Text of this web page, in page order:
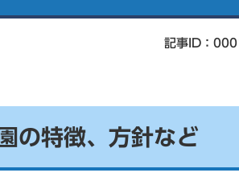
記事ID：
園の特徴、方針など